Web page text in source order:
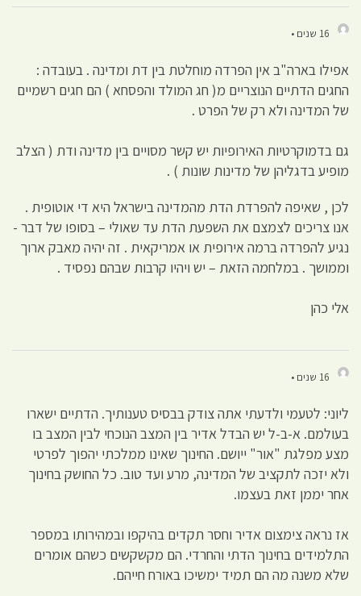
16 שנים •
אפילו בארה"ב אין הפרדה מוחלטת בין דת ומדינה . בעובדה :
החגים הדתיים הנוצריים מ( חג המולד והפסחא ) הם חגים רשמיים
של המדינה ולא רק של הפרט .
גם בדמוקרטיות האירופיות יש קשר מסויים בין מדינה ודת ( הצלב
מופיע בדגליהן של מדינות שונות ) .
לכן , שאיפה להפרדת הדת מהמדינה בישראל היא די אוטופית .
אנו צריכים לצמצם את השפעת הדת עד שאולי – בסופו של דבר -
נגיע להפרדה ברמה אירופית או אמריקאית . זה יהיה מאבק ארוך
וממושך . במלחמה הזאת – יש ויהיו קרבות שבהם נפסיד .
אלי כהן
16 שנים •
ליוני: לטעמי ולדעתי אתה צודק בבסיס טענותיך. הדתיים ישארו
בעולמם. א-ב-ל יש הבדל אדיר בין המצב הנוכחי לבין המצב בו
מצע מפלגת "אור" ייושם. החינוך שאינו ממלכתי יהפוך לפרטי
ולא יזכה לתקציב של המדינה, מרע ועד טוב. כל החושק בחינוך
אחר יממן זאת בעצמו.
אז נראה צימצום אדיר וחסר תקדים בהיקפו ובמהירותו במספר
התלמידים בחינוך הדתי והחרדי. הם מקשקשים כשהם אומרים
שלא משנה מה הם תמיד ימשיכו באורח חייהם.